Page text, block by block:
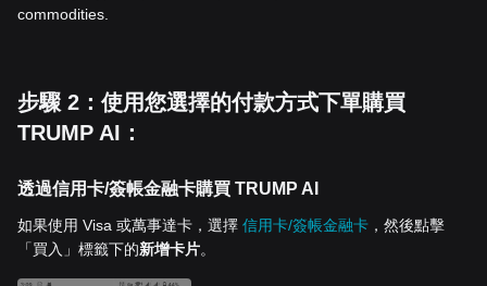
commodities.
步驟 2：使用您選擇的付款方式下單購買
TRUMP AI：
透過信用卡/簽帳金融卡購買 TRUMP AI
如果使用 Visa 或萬事達卡，選擇 信用卡/簽帳金融卡 ，然後點擊
「買入」標籤下的新增卡片。